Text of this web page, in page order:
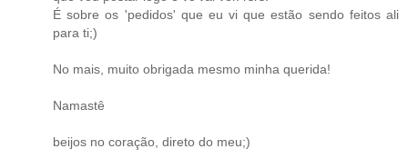
É sobre os 'pedidos' que eu vi que estão sendo feitos ali
para ti;)
No mais, muito obrigada mesmo minha querida!
Namastê
beijos no coração, direto do meu;)